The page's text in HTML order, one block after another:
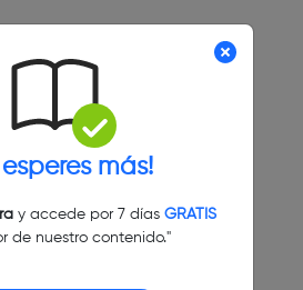
esperes más!
y accede por 7 días GRATIS
de nuestro contenido."